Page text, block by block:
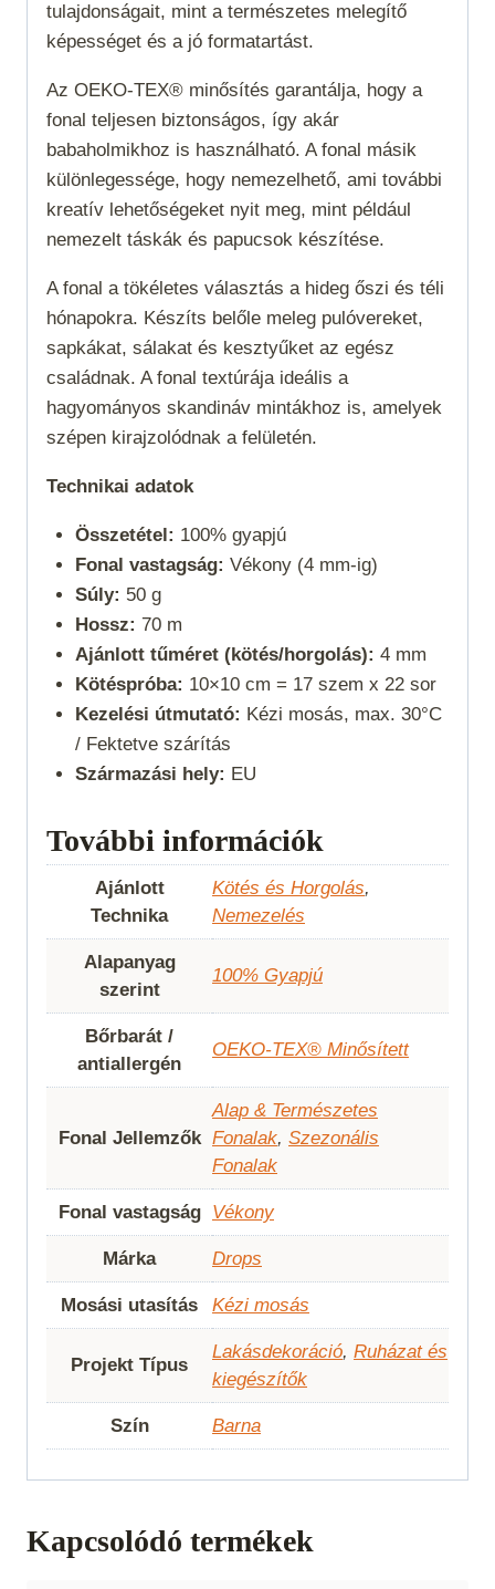
tulajdonságait, mint a természetes melegítő
képességet és a jó formatartást.
Az OEKO-TEX® minősítés garantálja, hogy a
fonal teljesen biztonságos, így akár
babaholmikhoz is használható. A fonal másik
különlegessége, hogy nemezelhető, ami további
kreatív lehetőségeket nyit meg, mint például
nemezelt táskák és papucsok készítése.
A fonal atökéletes választás a hideg őszi és téli
hónapokra. Készíts belőle meleg pulóvereket,
sapkákat, sálakat és kesztyűket az egész
családnak. A fonal textúrája ideális a
hagyományos skandináv mintákhoz is, amelyek
szépen kirajzolódnak a felületén.
Technikai adatok
Összetétel: 100% gyapjú
Fonal vastagság: Vékony (4 mm-ig)
Súly: 50 g
Hossz: 70 m
Ajánlott tűméret (kötés/horgolás): 4 mm
Kötéspróba: 10×10 cm = 17 szem x 22 sor
Kezelési útmutató: Kézi mosás, max. 30°C
/ Fektetve szárítás
Származási hely: EU
További információk
Ajánlott
Technika
Kötés és Horgolás,
Nemezelés
Alapanyag
szerint
100% Gyapjú
Bőrbarát /
antiallergén
OEKO-TEX® Minősített
Fonal Jellemzők
Alap & Természetes
Fonalak, Szezonális
Fonalak
Fonal vastagság Vékony
Márka Drops
Mosási utasítás Kézi mosás
Projekt Típus
Lakásdekoráció, Ruházat és
kiegészítők
Szín Barna
Kapcsolódó termékek